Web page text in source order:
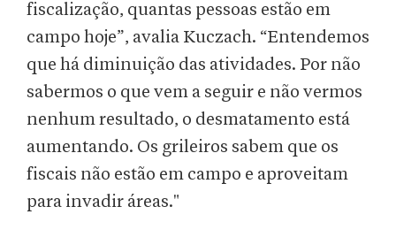
fiscalização, quantas pessoas estão em
campo hoje”, avalia Kuczach. “Entendemos
que há diminuição das atividades. Por não
sabermos o que vem a seguir e não vermos
nenhum resultado, o desmatamento está
aumentando. Os grileiros sabem que os
fiscais não estão em campo e aproveitam
para invadir áreas."